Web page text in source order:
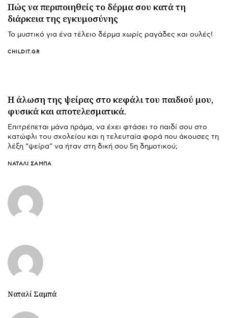
Πώς να περιποιηθείς το δέρμα σου κατά τη
διάρκεια της εγκυμοσύνης
Το μυστικό για ένα τέλειο δέρμα χωρίς ραγάδες και ουλές!
CHILDIT.GR
Η άλωση της ψείρας στο κεφάλι του παιδιού μου,
φυσικά και αποτελεσματικά.
Επιτρέπεται μάνα πράμα, να έχει φτάσει το παιδί σου στο
κατώφλι του σχολείου και η τελευταία φορά που άκουσες τη
λέξη “ψείρα” να ήταν στη δική σου 5η δημοτικού;
ΝΑΤΑΛΊ ΣΑΜΠΆ
Ναταλί Σαμπά